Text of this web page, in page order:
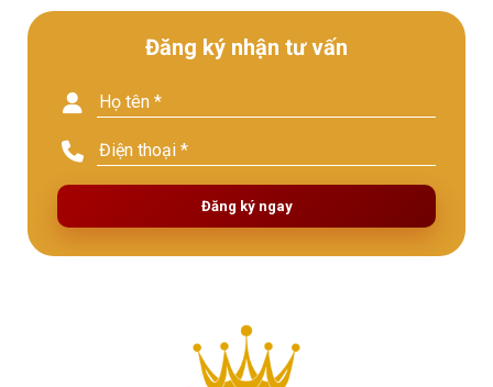
Đăng ký nhận tư vấn
Đăng ký ngay